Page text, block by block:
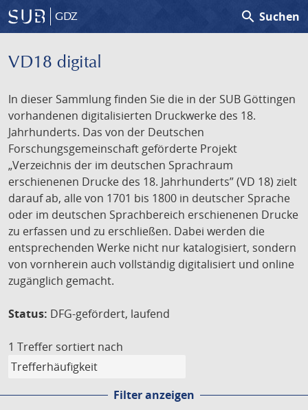
GDZ search Suchen
VD18 digital
In dieser Sammlung finden Sie die in der SUB Göttingen
vorhandenen digitalisierten Druckwerke des 18.
Jahrhunderts. Das von der Deutschen
Forschungsgemeinschaft geförderte Projekt
„Verzeichnis der im deutschen Sprachraum
erschienenen Drucke des 18. Jahrhunderts” (VD 18) zielt
darauf ab, alle von 1701 bis 1800 in deutscher Sprache
oder im deutschen Sprachbereich erschienenen Drucke
zu erfassen und zu erschließen. Dabei werden die
entsprechenden Werke nicht nur katalogisiert, sondern
von vornherein auch vollständig digitalisiert und online
zugänglich gemacht.
Status: DFG-gefördert, laufend
1 Treffer sortiert nach
Filter anzeigen